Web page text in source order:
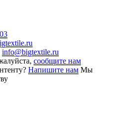
info@bigtextile.ru
сообщите нам
Напишите нам Мы